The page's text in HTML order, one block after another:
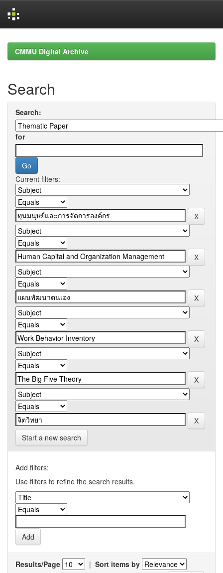
navigationCMMU Digital Archive
Search
Search:
for
Current filters:
Start a new search
Add filters:
Use filters to refine the search results.
Results/Page | Sort items by